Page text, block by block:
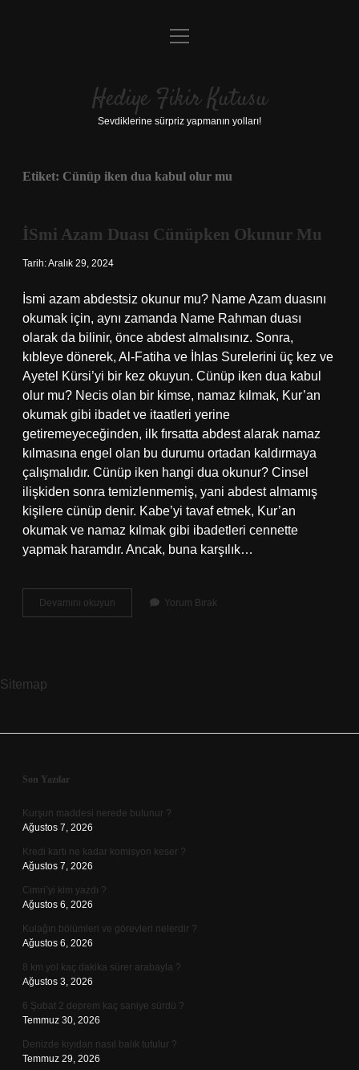
Anasayfa
Yasal Uyarı
menüyü
Hediye Fikir Kutusu
Sevdiklerine sürpriz yapmanın yolları!
Etiket: Cünüp iken dua kabul olur mu
İSmi Azam Duası Cünüpken Okunur Mu
Tarih: Aralık 29, 2024
İsmi azam abdestsiz okunur mu? Name Azam duasını
okumak için, aynı zamanda Name Rahman duası
olarak da bilinir, önce abdest almalısınız. Sonra,
kıbleye dönerek, Al-Fatiha ve İhlas Surelerini üç kez ve
Ayetel Kürsi’yi bir kez okuyun. Cünüp iken dua kabul
olur mu? Necis olan bir kimse, namaz kılmak, Kur’an
okumak gibi ibadet ve itaatleri yerine
getiremeyeceğinden, ilk fırsatta abdest alarak namaz
kılmasına engel olan bu durumu ortadan kaldırmaya
çalışmalıdır. Cünüp iken hangi dua okunur? Cinsel
ilişkiden sonra temizlenmemiş, yani abdest almamış
kişilere cünüp denir. Kabe’yi tavaf etmek, Kur’an
okumak ve namaz kılmak gibi ibadetleri cennette
yapmak haramdır. Ancak, buna karşılık…
Devamını okuyun
Azam
Yorum Bırak
Sitemap
Sidebar
Son Yazılar
Kurşun maddesi nerede bulunur ?
Ağustos 7, 2026
Kredi kartı ne kadar komisyon keser ?
Ağustos 7, 2026
Cimri’yi kim yazdı ?
Ağustos 6, 2026
Kulağın bölümleri ve görevleri nelerdir ?
Ağustos 6, 2026
8 km yol kaç dakika sürer arabayla ?
Ağustos 3, 2026
6 Şubat 2 deprem kaç saniye sürdü ?
Temmuz 30, 2026
Denizde kıyıdan nasıl balık tutulur ?
Temmuz 29, 2026